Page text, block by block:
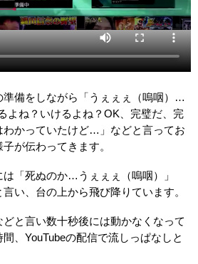
準備をしながら「うぇぇぇ（嗚咽）…
よね？いけるよね？OK、完璧だ、完
わかっていたけど…」などと言ってお
が伝わってきます。
「死ぬのか…うぇぇぇ（嗚咽）」
言い、台の上から飛び降りています。
と言い数十秒後には動かなくなって
、YouTubeの配信で流しっぱなしと